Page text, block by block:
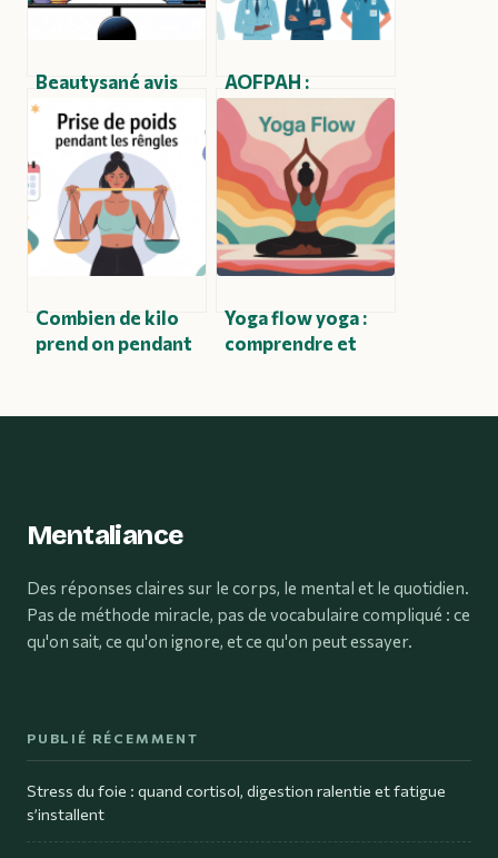
Beautysané avis
négatifs : ce que
disent vraiment
les utilisateurs
AOFPAH :
comprendre ce
que recouvre ce
sigle, ses enjeux et
ses applications
Combien de kilo
prend on pendant
agir
Yoga flow yoga :
comprendre et
fluide et moderne
Mentaliance
Des réponses claires sur le corps, le mental et le quotidien.
Pas de méthode miracle, pas de vocabulaire compliqué : ce
qu'on sait, ce qu'on ignore, et ce qu'on peut essayer.
PUBLIÉ RÉCEMMENT
Stress du foie : quand cortisol, digestion ralentie et fatigue
s’installent